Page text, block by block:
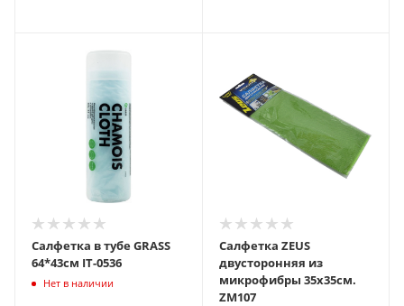
Салфетка в тубе GRASS
64*43см IT-0536
Нет в наличии
Салфетка ZEUS
двусторонняя из
микрофибры 35х35см.
ZM107